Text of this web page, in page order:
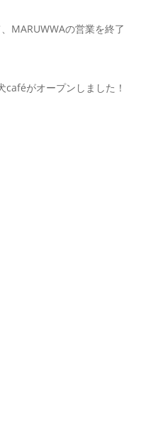
MARUWWAの営業を終了
caféがオープンしました！